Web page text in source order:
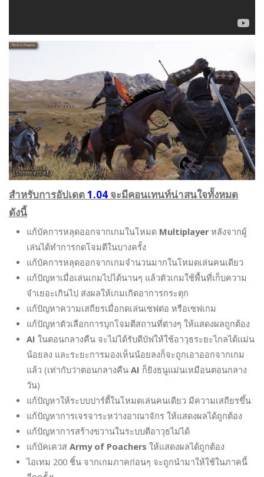
สำหรับการอัปเดต1.04 จะมีคอนเทนท์น่าสนใจทั้งหมด
ดังนี้
แก้บัคการหลุดออกจากเกมในโหมด Multiplayer หลังจากผู้
เล่นได้ทำการกดโจมตีในบางครั้ง
แก้บัคการหลุดออกจากเกมจำนวนมากในโหมดเล่นคนเดียว
แก้ปัญหาเมื่อเล่นเกมไปได้นานๆ แล้วตัวเกมใช้พื้นที่เก็บความ
จำเยอะเกินไป ส่งผลให้เกมเกิดอาการกระตุก
แก้ปัญหาความเสถียรเมื่อกดเล่นเซฟต่อ หรือเซฟเกม
แก้ปัญหาตัวเลือกการบุกโจมตีสถานที่ต่างๆ ให้แสดงผลถูกต้อง
AI ในตอนกลางคืน จะไม่ได้รับดีบัฟให้ใช้อาวุธระยะไกลได้แม่น
น้อยลง และระยะการมองเห็นน้อยลงก็จะถูกเอาออกจากเกม
แล้ว (เท่ากับว่าตอนกลางคืน AI ก็ยิงธนูแม่นเหมือนตอนกลาง
วัน)
แก้ปัญหาให้ระบบปาร์ตี้ในโหมดเล่นคนเดียว มีความเสถียรขึ้น
แก้ปัญหาการเจรจาระหว่างอาณาจักร ให้แสดงผลได้ถูกต้อง
แก้ปัญหาการสร้างขวานในระบบตีอาวุธไม่ได้
แก้บัคเควส Army of Poachers ให้แสดงผลได้ถูกต้อง
ไอเทม 200 ชิ้น จากเกมภาคก่อนๆ จะถูกนำมาให้ใช้ในภาคนี้